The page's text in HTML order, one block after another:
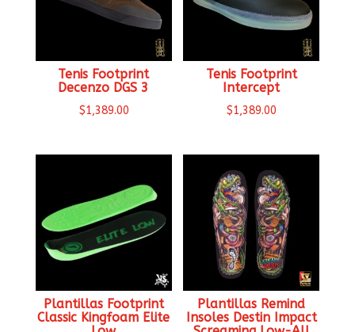
Tenis Footprint
Decenzo DGS 3
$1,389.00
Tenis Footprint
Intercept
$1,389.00
Plantillas Footprint
Classic Kingfoam Elite
Plantillas Remind
Insoles Destin Impact